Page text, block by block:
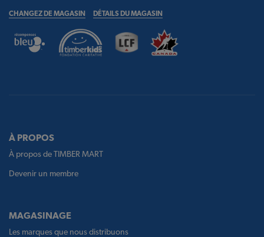
CHANGEZ DE MAGASIN DÉTAILS DU MAGASIN
À PROPOS
À propos de TIMBER MART
Devenir un membre
MAGASINAGE
Les marques que nous distribuons